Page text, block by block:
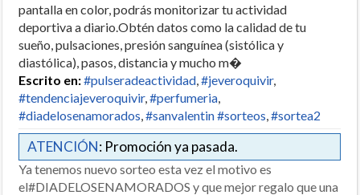
pantalla en color, podrás monitorizar tu actividad
deportiva a diario.Obtén datos como la calidad de tu
sueño, pulsaciones, presión sanguínea (sistólica y
diastólica), pasos, distancia y mucho m�
Escrito en:#pulseradeactividad,#jeveroquivir,
#tendenciajeveroquivir,#perfumeria,
#diadelosenamorados,#sanvalentin #sorteos,#sortea2
ATENCIÓN: Promoción ya pasada.
Ya tenemos nuevo sorteo esta vez el motivo es
el#DIADELOSENAMORADOS y que mejor regalo que una